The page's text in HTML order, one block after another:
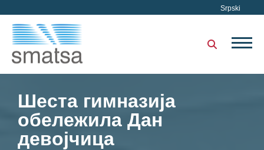
Srpski
Шеста гимназија
обележила Дан
девојчица